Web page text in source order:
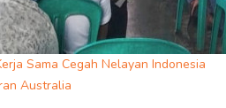
Sama Cegah Nelayan Indonesia
Australia